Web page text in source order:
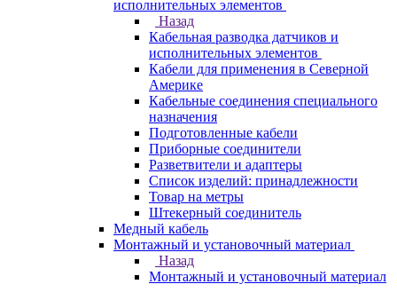
исполнительных элементов
Назад
Кабельная разводка датчиков и
исполнительных элементов
Кабели для применения в Северной
Америке
Кабельные соединения специального
назначения
Подготовленные кабели
Приборные соединители
Разветвители и адаптеры
Список изделий: принадлежности
Товар на метры
Штекерный соединитель
Медный кабель
Монтажный и установочный материал
Назад
Монтажный и установочный материал